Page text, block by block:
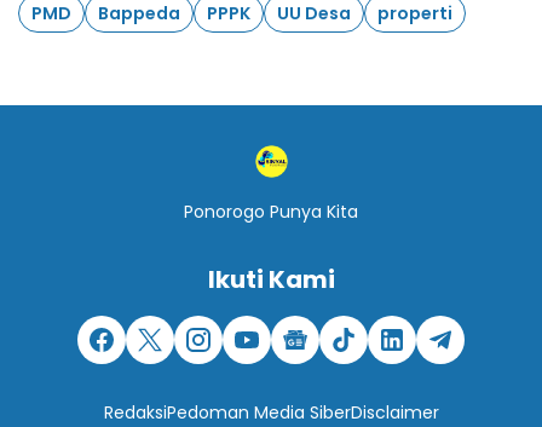
PMD
Bappeda PPPK UU Desa properti
Ponorogo Punya Kita
Ikuti Kami
RedaksiPedoman Media SiberDisclaimer